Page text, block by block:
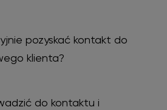
pozyskać kontakt do
klienta?
do kontaktu i